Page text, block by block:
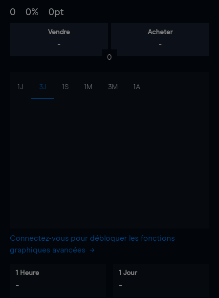
0 0% 0pt
Vendre
-
Acheter
-
0
1J 3J 1S 1M 3M 1A
Connectez-vous pour débloquer les fonctions
graphiques avancées
1 Heure
-
1 Jour
-